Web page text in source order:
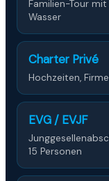
Familien-Tour
Wasser
Charter Privé
Hochzeiten,
EVG / EVJF
15 Personen